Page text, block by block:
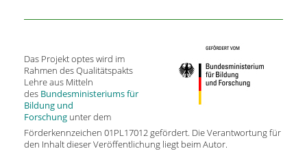
Das Projekt optes wird im
Rahmen des Qualitätspakts
Lehre aus Mitteln
des Bundesministeriums für
Bildung und
Forschung unter dem
Förderkennzeichen 01PL17012 gefördert. Die Verantwortung für
den Inhalt dieser Veröffentlichung liegt beim Autor.